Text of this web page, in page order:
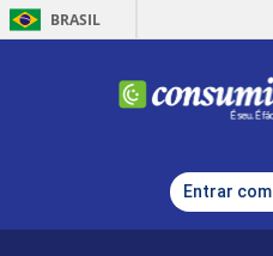
BRASIL
Entrar com